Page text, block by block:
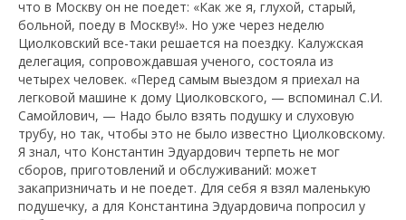
что в Москву он не поедет: «Как же я, глухой, старый,
больной, поеду в Москву!». Но уже через неделю
Циолковский все-таки решается на поездку. Калужская
делегация, сопровождавшая ученого, состояла из
четырех человек. «Перед самым выездом я приехал на
легковой машине к дому Циолковского, — вспоминал С.И.
Самойлович, — Надо было взять подушку и слуховую
трубу, но так, чтобы это не было известно Циолковскому.
Я знал, что Константин Эдуардович терпеть не мог
сборов, приготовлений и обслуживаний: может
закапризничать и не поедет. Для себя я взял маленькую
подушечку, а для Константина Эдуардовича попросил у